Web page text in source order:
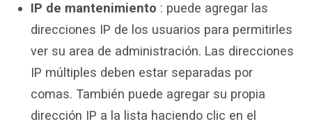
IP de mantenimiento : puede agregar las
direcciones IP de los usuarios para permitirles
ver su area de administración. Las direcciones
IP múltiples deben estar separadas por
comas. También puede agregar su propia
dirección IP a la lista haciendo clic en el